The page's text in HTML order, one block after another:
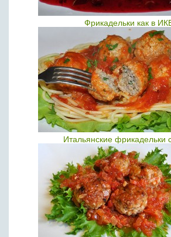
Фрикадельки как в
Итальянские фрикадельки